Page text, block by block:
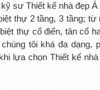
sư Thiết kế nhà đẹp
thự 2 tầng, 3 tầng;
thự cổ điển, tân cổ
tôi khá đa dạng,
lựa chọn Thiết kế